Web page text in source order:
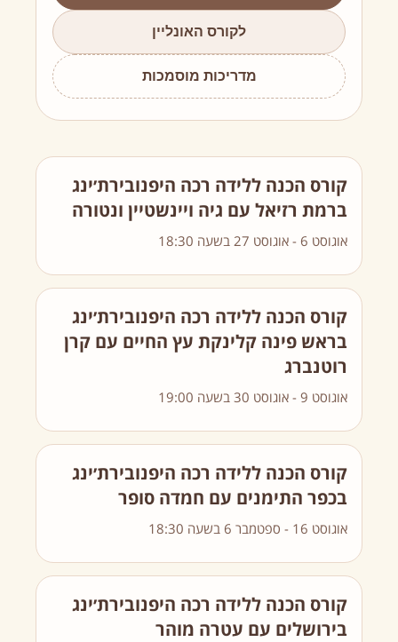
לקורס האונליין
מדריכות מוסמכות
קורס הכנה ללידה רכה היפנובירת׳ינג
ברמת רזיאל עם גיה ויינשטיין ונטורה
אוגוסט 6 - אוגוסט 27 בשעה 18:30
קורס הכנה ללידה רכה היפנובירת׳ינג
בראש פינה קלינקת עץ החיים עם קרן
רוטנברג
אוגוסט 9 - אוגוסט 30 בשעה 19:00
קורס הכנה ללידה רכה היפנובירת׳ינג
בכפר התימנים עם חמדה סופר
אוגוסט 16 - ספטמבר 6 בשעה 18:30
קורס הכנה ללידה רכה היפנובירת׳ינג
בירושלים עם עטרה מוהר